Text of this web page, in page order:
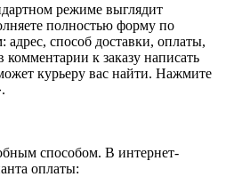
режиме выглядит
полностью форму по
адрес, способ доставки, оплаты,
к заказу написать
курьеру вас найти. Нажмите
способом. В интернет-
оплаты: